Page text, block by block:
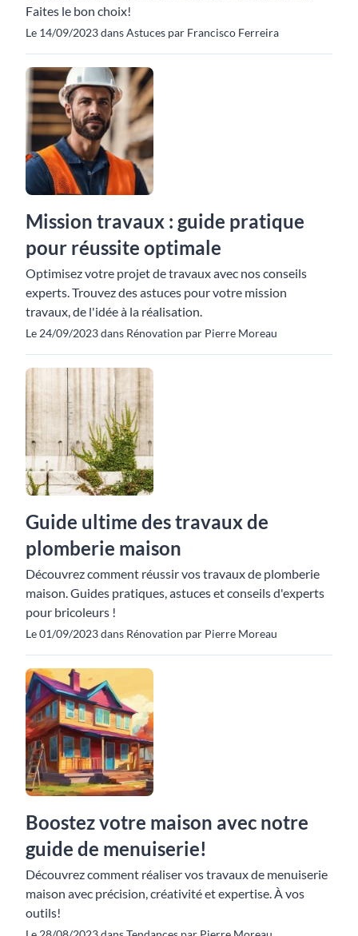
Faites le bon choix!
Le 14/09/2023 dans Astuces par Francisco Ferreira
Mission travaux : guide pratique
pour réussite optimale
Optimisez votre projet de travaux avec nos conseils
experts. Trouvez des astuces pour votre mission
travaux, de l'idée à la réalisation.
Le 24/09/2023 dans Rénovation par Pierre Moreau
Guide ultime des travaux de
plomberie maison
Découvrez comment réussir vos travaux de plomberie
maison. Guides pratiques, astuces et conseils d'experts
pour bricoleurs !
Le 01/09/2023 dans Rénovation par Pierre Moreau
Boostez votre maison avec notre
guide de menuiserie!
Découvrez comment réaliser vos travaux de menuiserie
maison avec précision, créativité et expertise. À vos
outils!